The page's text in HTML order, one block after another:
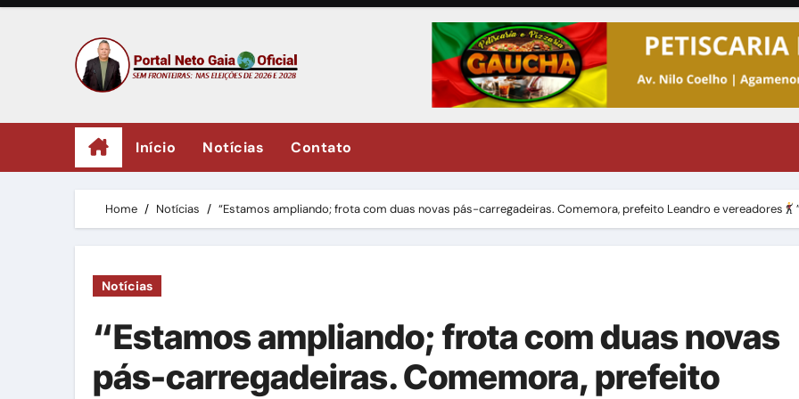
Skip
Início Notícias Contato
Home Notícias “Estamos ampliando; frota com duas novas pás-carregadeiras. Comemora, prefeito Leandro e vereadores
Notícias
“Estamos ampliando; frota com duas novas
pás-carregadeiras. Comemora, prefeito